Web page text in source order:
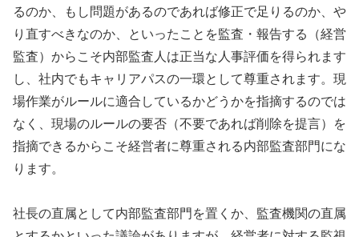
るのか、もし問題があるのであれば修正で足りるのか、や
り直すべきなのか、といったことを監査・報告する（経営
監査）からこそ内部監査人は正当な人事評価を得られます
し、社内でもキャリアパスの一環として尊重されます。現
場作業がルールに適合しているかどうかを指摘するのでは
なく、現場のルールの要否（不要であれば削除を提言）を
指摘できるからこそ経営者に尊重される内部監査部門にな
ります。
社長の直属として内部監査部門を置くか、監査機関の直属